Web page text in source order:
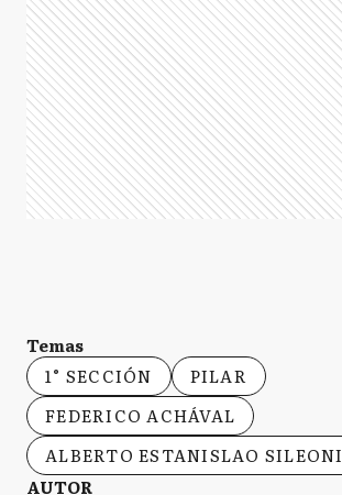
Temas
1° SECCIÓN
PILAR
FEDERICO ACHÁVAL
ALBERTO ESTANISLAO SILEONI
AUTOR